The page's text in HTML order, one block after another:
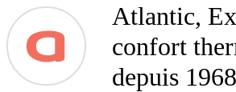
Atlantic,
confort
depuis 1968